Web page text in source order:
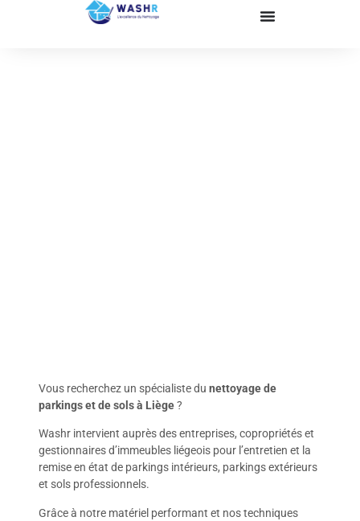
Vous recherchez un spécialiste du nettoyage de
parkings et de sols à Liège?
Washr intervient auprès des entreprises, copropriétés et
gestionnaires d’immeubles liégeois pour l’entretien et la
remise en état de parkings intérieurs, parkings extérieurs
et sols professionnels.
Grâce à notre matériel performant et nos techniques